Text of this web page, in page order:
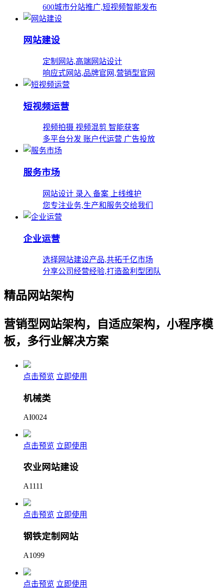
600城市分站推广,短视频智能发布
网站建设
定制网站,高端网站设计
响应式网站,品牌官网,营销型官网
短视频运营
视频拍摄 视频混剪 智能获客
多平台分发 账户代运营 广告投放
服务市场
网站设计 录入 备案 上线维护
您专注业务,生产和服务交给我们
企业运营
选择网站建设产品,共拓千亿市场
分享公司经营经验,打造盈利型团队
精品网站架构
营销型网站架构，自适应架构，小程序模
板，多行业解决方案
点击预览 立即使用
机械类
AI0024
点击预览 立即使用
农业网站建设
A1111
点击预览 立即使用
钢铁定制网站
A1099
点击预览 立即使用